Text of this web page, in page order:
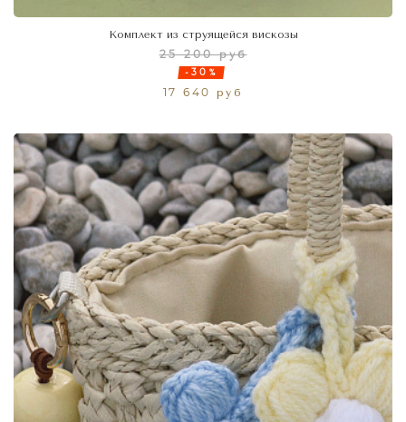
Комплект из струящейся вискозы
25 200 руб
-30%
17 640 руб